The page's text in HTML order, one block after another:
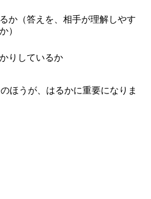
か（答えを、相手が理解しやす
）
りしているか
ほうが、はるかに重要になりま